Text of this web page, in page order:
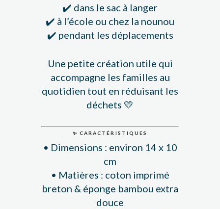
✔️ dans le sac à langer
✔️ à l’école ou chez la nounou
✔️ pendant les déplacements
Une petite création utile qui
accompagne les familles au
quotidien tout en réduisant les
déchets 💛
✨ CARACTÉRISTIQUES
• Dimensions : environ 14 x 10
cm
• Matières : coton imprimé
breton & éponge bambou extra
douce